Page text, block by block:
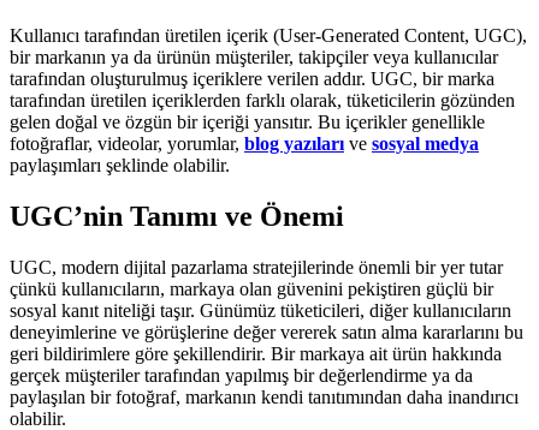
Kullanıcı tarafından üretilen içerik (User-Generated Content, UGC),
bir markanın ya da ürünün müşteriler, takipçiler veya kullanıcılar
tarafından oluşturulmuş içeriklere verilen addır. UGC, bir marka
tarafından üretilen içeriklerden farklı olarak, tüketicilerin gözünden
gelen doğal ve özgün bir içeriği yansıtır. Bu içerikler genellikle
fotoğraflar, videolar, yorumlar, blog yazıları ve sosyal medya
paylaşımları şeklinde olabilir.
UGC’nin Tanımı ve Önemi
UGC, modern dijital pazarlama stratejilerinde önemli bir yer tutar
çünkü kullanıcıların, markaya olan güvenini pekiştiren güçlü bir
sosyal kanıt niteliği taşır. Günümüz tüketicileri, diğer kullanıcıların
deneyimlerine ve görüşlerine değer vererek satın alma kararlarını bu
geri bildirimlere göre şekillendirir. Bir markaya ait ürün hakkında
gerçek müşteriler tarafından yapılmış bir değerlendirme ya da
paylaşılan bir fotoğraf, markanın kendi tanıtımından daha inandırıcı
olabilir.